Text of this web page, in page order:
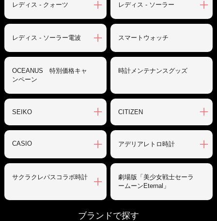
レディス - クォーツ レディス - ソーラー
レディス - ソーラー電波 スマートウォッチ
OCEANUS 特別価格キャ
ンペーン
時計メンテナンスグッズ
SEIKO CITIZEN
CASIO アデリアレトロ時計
サクラクレパスコラボ時計
劇場版「美少女戦士セーラ
ームーンEternal」
ブランドで探す